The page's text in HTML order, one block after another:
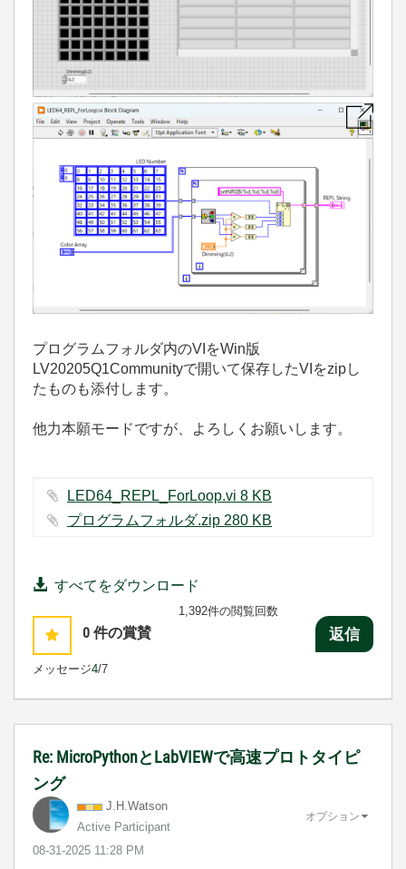
プログラムフォルダ内のVIをWin版
LV20205Q1Communityで開いて保存したVIをzipし
たものも添付します。
他力本願モードですが、よろしくお願いします。
LED64_REPL_ForLoop.vi ‏8 KB
プログラムフォルダ.zip ‏280 KB
すべてをダウンロード
0 件の賞賛
メッセージ4/7
1,392件の閲覧回数
返信
Re: MicroPythonとLabVIEWで高速プロトタイピ
ング
J.H.Watson
Active Participant
‎08-31-2025 11:28 PM
オプション